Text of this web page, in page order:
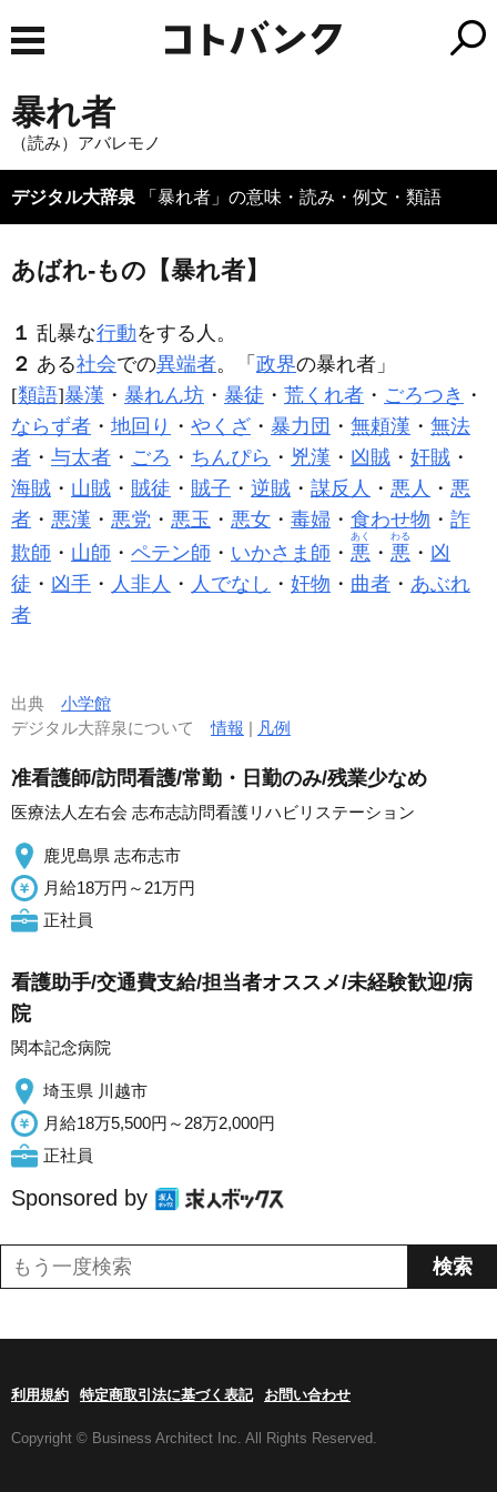
暴れ者
（読み）アバレモノ
デジタル大辞泉 「暴れ者」の意味・読み・例文・類語
あばれ‐もの【暴れ者】
１ 乱暴な行動をする人。
２ ある社会での異端者。「 政界の暴れ者 」
[類語]暴漢 ・ 暴れん坊 ・ 暴徒 ・ 荒くれ者 ・ ごろつき ・
ならず者 ・ 地回り ・ やくざ ・ 暴力団 ・ 無頼漢 ・ 無法
者 ・ 与太者 ・ ごろ ・ ちんぴら ・ 兇漢 ・ 凶賊 ・ 奸賊 ・
海賊 ・ 山賊 ・ 賊徒 ・ 賊子 ・ 逆賊 ・ 謀反人 ・ 悪人 ・ 悪
者 ・ 悪漢 ・ 悪党 ・ 悪玉 ・ 悪女 ・ 毒婦 ・ 食わせ物 ・ 詐
欺師 ・ 山師 ・ ペテン師 ・ いかさま師 ・ 悪
あく
・ 悪
わる
・ 凶
徒 ・ 凶手 ・ 人非人 ・ 人でなし ・ 奸物 ・ 曲者 ・ あぶれ
者
出典 小学館
デジタル大辞泉について情報 | 凡例
准看護師/訪問看護/常勤・日勤のみ/残業少なめ
医療法人左右会 志布志訪問看護リハビリステーション
鹿児島県 志布志市
月給18万円～21万円
正社員
看護助手/交通費支給/担当者オススメ/未経験歓迎/病
院
関本記念病院
埼玉県 川越市
月給18万5,500円～28万2,000円
正社員
Sponsored by
利用規約 特定商取引法に基づく表記 お問い合わせ
Copyright © Business Architect Inc. All Rights Reserved.